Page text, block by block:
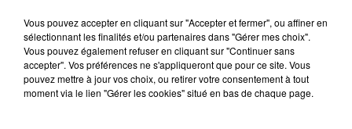
Du 13 au 16 mars, La Comédie de Metz
accueille unecomédie pétillanteet pleine
Vous pouvez accepter en cliquant sur "Accepter et fermer", ou affiner en
sélectionnant les finalités et/ou partenaires dans "Gérer mes choix".
Vous pouvez également refuser en cliquant sur "Continuer sans
accepter". Vos préférences ne s'appliqueront que pour ce site. Vous
pouvez mettre à jour vos choix, ou retirer votre consentement à tout
moment via le lien "Gérer les cookies" situé en bas de chaque page.